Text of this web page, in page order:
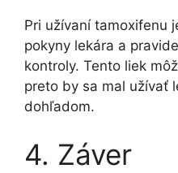
Pri užívaní tamoxifenu
pokyny lekára a
kontroly. Tento liek
preto by sa mal užívať
dohľadom.
4. Záver